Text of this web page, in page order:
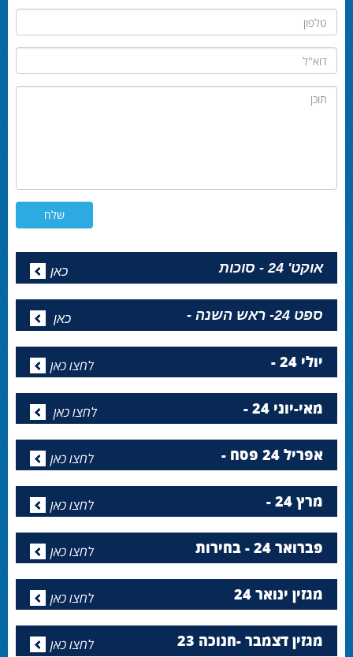
טלפון
דוא"ל
תוכן
אוקט' 24 - סוכות כאן
ספט 24- ראש השנה - כאן
יולי 24 - לחצו כאן
מאי-יוני 24 - לחצו כאן
אפריל 24 פסח - לחצו כאן
מרץ 24 - לחצו כאן
פברואר 24 - בחירות לחצו כאן
מגזין ינואר 24 לחצו כאן
מגזין דצמבר -חנוכה 23 לחצו כאן